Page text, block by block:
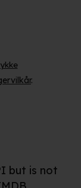
.
but is not